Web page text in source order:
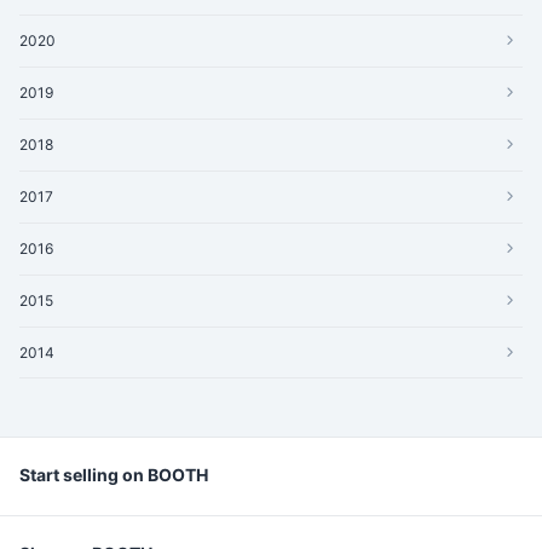
2020
2019
2018
2017
2016
2015
2014
Start selling on BOOTH